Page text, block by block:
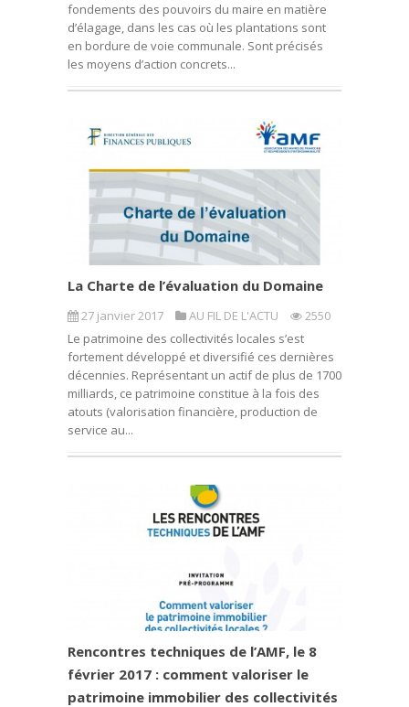
fondements des pouvoirs du maire en matière
d’élagage, dans les cas où les plantations sont
en bordure de voie communale. Sont précisés
les moyens d’action concrets...
La Charte de l’évaluation du Domaine
27 janvier 2017 AU FIL DE L'ACTU
2550
Le patrimoine des collectivités locales s’est
fortement développé et diversifié ces dernières
décennies. Représentant un actif de plus de 1700
milliards, ce patrimoine constitue à la fois des
atouts (valorisation financière, production de
service au...
Rencontres techniques de l’AMF, le 8
février 2017 : comment valoriser le
patrimoine immobilier des collectivités